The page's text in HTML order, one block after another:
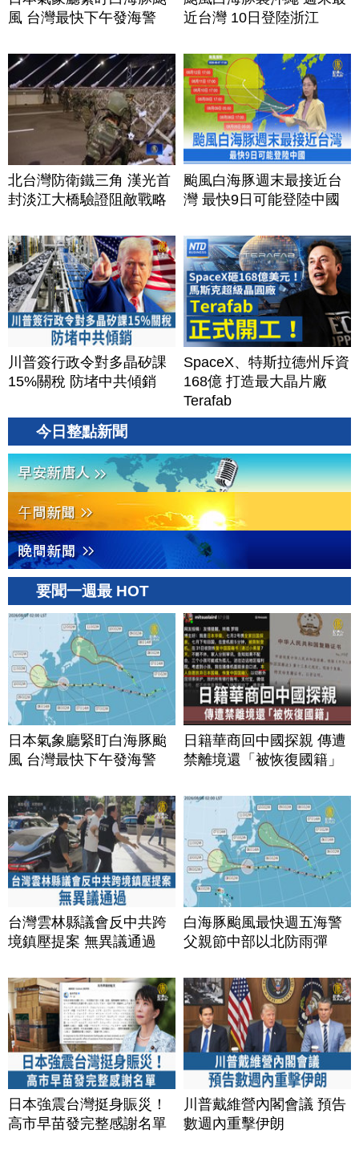
風 台灣最快下午發海警
近台灣 10日登陸浙江
北台灣防衛鐵三角 漢光首
封淡江大橋驗證阻敵戰略
颱風白海豚週末最接近台
灣 最快9日可能登陸中國
川普簽行政令對多晶矽課
15%關稅 防堵中共傾銷
SpaceX、特斯拉德州斥資
168億 打造最大晶片廠
Terafab
今日整點新聞
要聞一週最 HOT
日本氣象廳緊盯白海豚颱
風 台灣最快下午發海警
日籍華商回中國探親 傳遭
禁離境還「被恢復國籍」
台灣雲林縣議會反中共跨
境鎮壓提案 無異議通過
白海豚颱風最快週五海警
父親節中部以北防雨彈
日本強震台灣挺身賑災！
高市早苗發完整感謝名單
川普戴維營內閣會議 預告
數週內重擊伊朗